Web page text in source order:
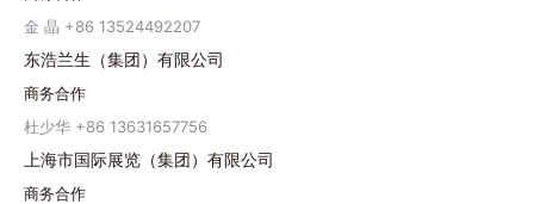
金 晶 +86 13524492207
东浩兰生（集团）有限公司
商务合作
杜少华 +86 13631657756
上海市国际展览（集团）有限公司
商务合作